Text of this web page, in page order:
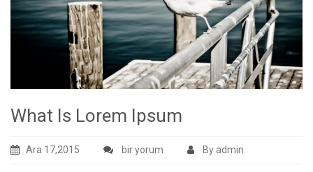
What Is Lorem Ipsum
Ara 17,2015
What
bir yorum By admin